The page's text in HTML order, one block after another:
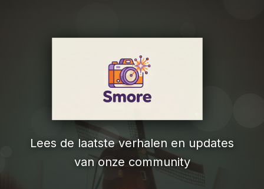
Lees de laatste verhalen en updates
van onze community